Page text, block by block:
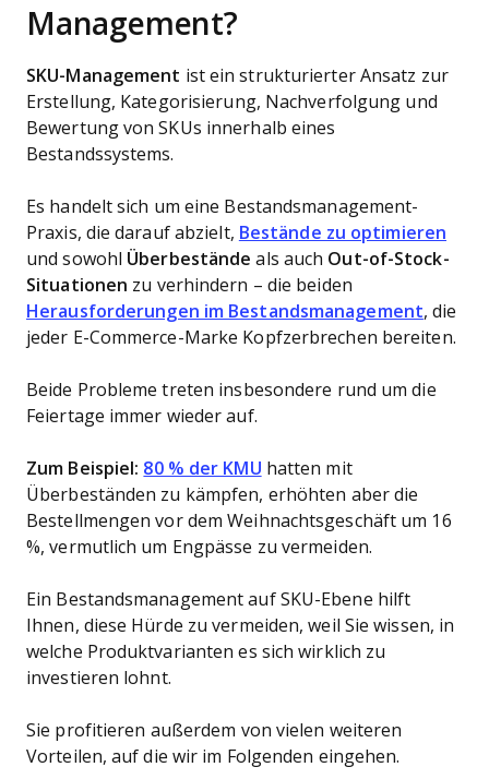
Management?
SKU-Management ist ein strukturierter Ansatz zur
Erstellung, Kategorisierung, Nachverfolgung und
Bewertung von SKUs innerhalb eines
Bestandssystems.
Es handelt sich um eine Bestandsmanagement-
Praxis, die darauf abzielt, Bestände zu optimieren
und sowohl Überbestände als auch Out-of-Stock-
Situationen zu verhindern – die beiden
Herausforderungen im Bestandsmanagement, die
jeder E-Commerce-Marke Kopfzerbrechen bereiten.
Beide Probleme treten insbesondere rund um die
Feiertage immer wieder auf.
Zum Beispiel: 80 % der KMU hatten mit
Überbeständen zu kämpfen, erhöhten aber die
Bestellmengen vor dem Weihnachtsgeschäft um 16
%, vermutlich um Engpässe zu vermeiden.
Ein Bestandsmanagement auf SKU-Ebene hilft
Ihnen, diese Hürde zu vermeiden, weil Sie wissen, in
welche Produktvarianten es sich wirklich zu
investieren lohnt.
Sie profitieren außerdem von vielen weiteren
Vorteilen, auf die wir im Folgenden eingehen.